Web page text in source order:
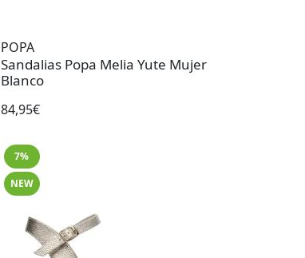
POPA
Sandalias Popa Melia Yute Mujer
Blanco
84,95€
7%
NEW